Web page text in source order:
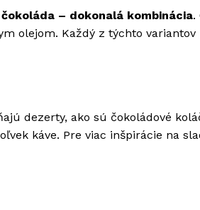
čokoláda – dokonalá kombinácia.
olejom. Každý z týchto
dezerty, ako sú čokoládové
káve. Pre viac inšpirácie na